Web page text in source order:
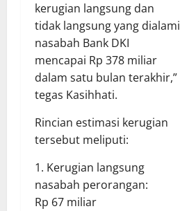
kerugian langsung dan
tidak langsung yang dialami
nasabah Bank DKI
mencapai Rp 378 miliar
dalam satu bulan terakhir,”
tegas Kasihhati.
Rincian estimasi kerugian
tersebut meliputi:
1. Kerugian langsung
nasabah perorangan:
Rp 67 miliar